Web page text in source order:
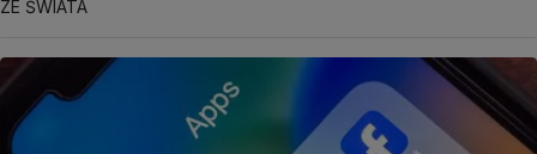
ZE ŚWIATA